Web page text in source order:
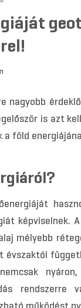
nagyobb
is azt
föld
képviselnek.
mélyebb
rendszerre
működést